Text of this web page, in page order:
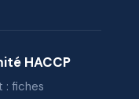
HACCP
: fiches